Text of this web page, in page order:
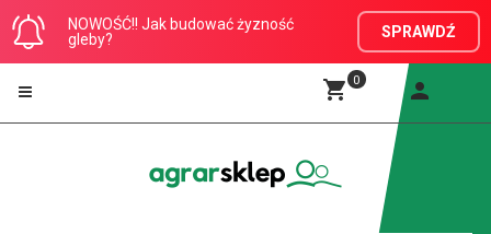
NOWOŚĆ!! Jak budować żyzność
gleby?
SPRAWDŹ
0